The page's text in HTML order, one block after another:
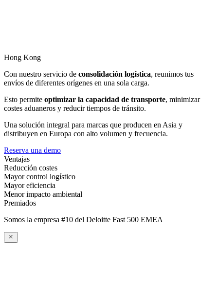
Hong Kong
Con nuestro servicio de consolidación logística, reunimos tus
envíos de diferentes orígenes en una sola carga.
Esto permite optimizar la capacidad de transporte, minimizar
costes aduaneros y reducir tiempos de tránsito.
Una solución integral para marcas que producen en Asia y
distribuyen en Europa con alto volumen y frecuencia.
Reserva una demo
Ventajas
Reducción costes
Mayor control logístico
Mayor eficiencia
Menor impacto ambiental
Premiados
Somos la empresa #10 del Deloitte Fast 500 EMEA